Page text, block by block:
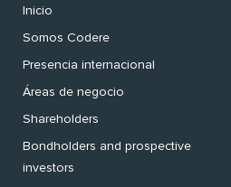
Inicio
Somos Codere
Presencia internacional
Áreas de negocio
Shareholders
Bondholders and prospective
investors